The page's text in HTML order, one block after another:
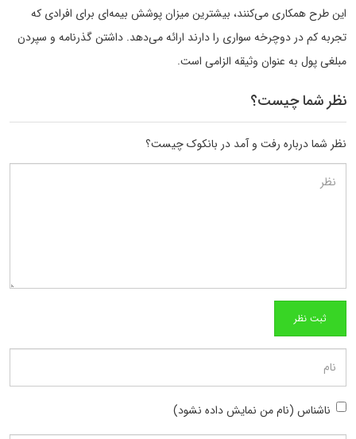
این طرح همکاری می‌کنند، بیشترین میزان پوشش بیمه‌ای برای افرادی که
تجربه کم در دوچرخه سواری را دارند ارائه می‌دهد. داشتن گذرنامه و سپردن
مبلغی پول به عنوان وثیقه الزامی است.
نظر شما چیست؟
نظر شما درباره رفت و آمد در بانکوک چیست؟
ناشناس (نام من نمایش داده نشود)